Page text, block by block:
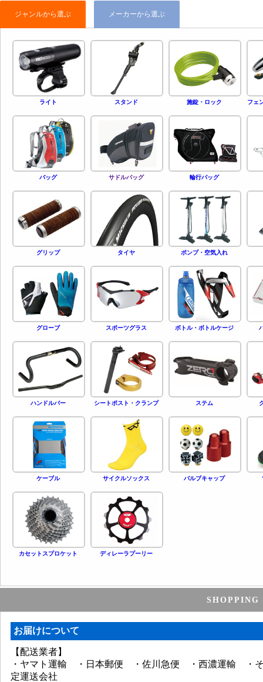
ジャンルから選ぶ
ライト スタンド 施錠・ロック フェ
バッグ サドルバッグ 輪行バッグ
グリップ タイヤ ポンプ・空気入れ
グローブ スポーツグラス ボトル・ボトルケージ
ハンドルバー シートポスト・クランプ ステム
ケーブル サイクルソックス バルブキャップ
カセットスプロケット ディレーラプーリー
メーカーから選ぶ
SHOPPING
お届けについて
【配送業者】
・ヤマト運輸 ・日本郵便 ・佐川急便 ・西濃運輸 ・そ
定運送会社